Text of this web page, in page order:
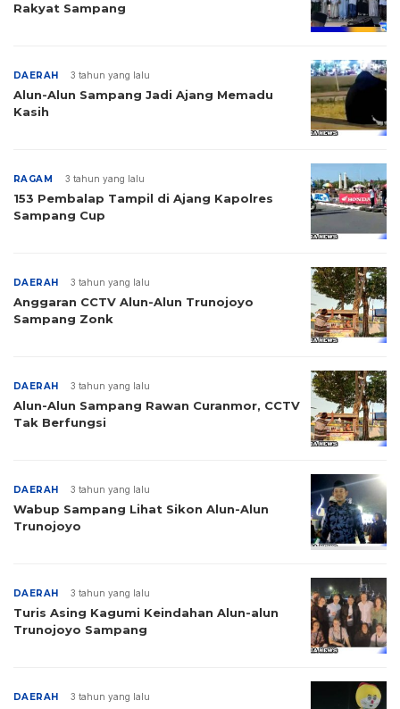
Rakyat Sampang
DAERAH 3 tahun yang lalu
Alun-Alun Sampang Jadi Ajang Memadu
Kasih
RAGAM 3 tahun yang lalu
153 Pembalap Tampil di Ajang Kapolres
Sampang Cup
DAERAH 3 tahun yang lalu
Anggaran CCTV Alun-Alun Trunojoyo
Sampang Zonk
DAERAH 3 tahun yang lalu
Alun-Alun Sampang Rawan Curanmor, CCTV
Tak Berfungsi
DAERAH 3 tahun yang lalu
Wabup Sampang Lihat Sikon Alun-Alun
Trunojoyo
DAERAH 3 tahun yang lalu
Turis Asing Kagumi Keindahan Alun-alun
Trunojoyo Sampang
DAERAH 3 tahun yang lalu